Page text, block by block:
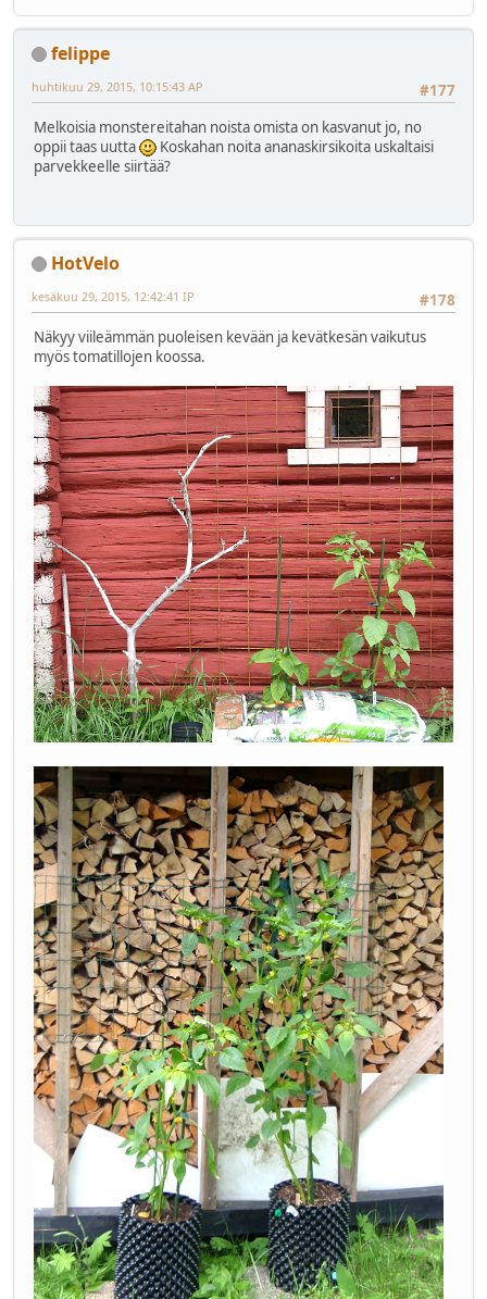
felippe
#177
huhtikuu 29, 2015, 10:15:43 AP
Melkoisia monstereitahan noista omista on kasvanut jo, no
oppii taas uutta
Koskahan noita ananaskirsikoita uskaltaisi
parvekkeelle siirtää?
HotVelo
#178
kesäkuu 29, 2015, 12:42:41 IP
Näkyy viileämmän puoleisen kevään ja kevätkesän vaikutus
myös tomatillojen koossa.